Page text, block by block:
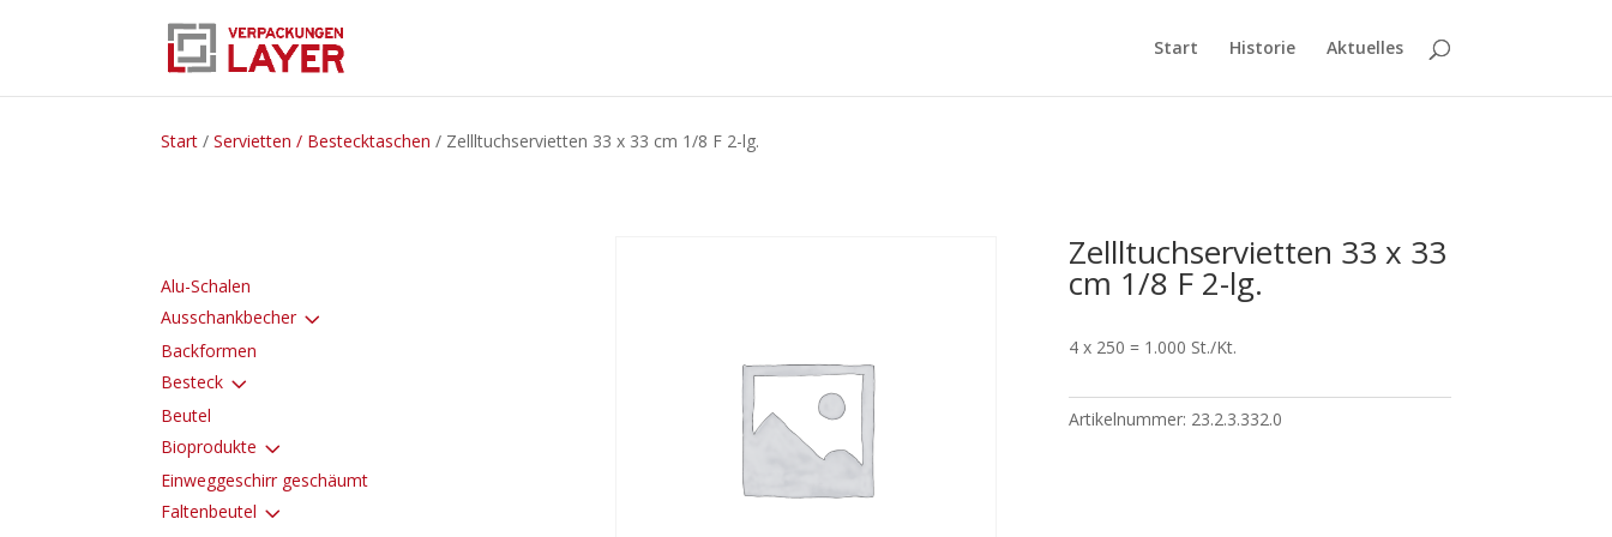
Start Historie Aktuelles
Start /Servietten / Bestecktaschen / Zellltuchservietten 33 x 33 cm 1/8 F 2-lg.
Alu-Schalen
Ausschankbecher3
Backformen
Besteck 3
Beutel
Bioprodukte 3
Einweggeschirr geschäumt
Faltenbeutel 3
Zellltuchservietten 33 x 33
cm 1/8 F 2-lg.
4 x 250 = 1.000 St./Kt.
Artikelnummer: 23.2.3.332.0